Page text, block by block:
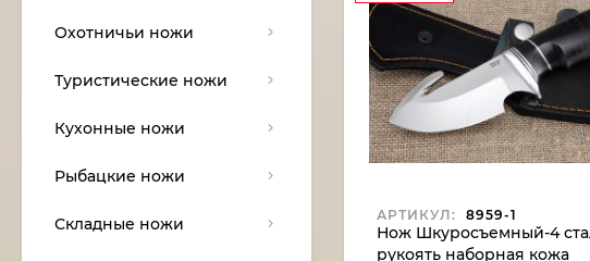
АРТИКУЛ: 8959-1
Нож Шкуросъемный-4
рукоять наборная кожа
Охотничьи ножи
Туристические ножи
Кухонные ножи
Рыбацкие ножи
Складные ножи